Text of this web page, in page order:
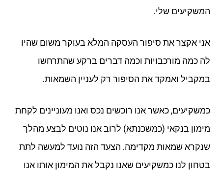
המשקיעים שלי.
אני אקצר את סיפור העסקה המלא בעוקר משום שהיו
לה כמה מורכבויות וכמה דברים ברקע שהתרחשו
במקביל ואמקד את הסיפור רק לעניין השמאות.
כמשקיעים, כאשר אנו רוכשים נכס ואנו מעוניינים לקחת
מימון בנקאי (כמשכנתא) לרוב אנו נוטים לבצע מהלך
שנקרא שמאות מקדימה. הצעד הזה נועד למעשה לתת
בטחון לנו כמשקיעים שאנו נקבל את המימון אותו אנו